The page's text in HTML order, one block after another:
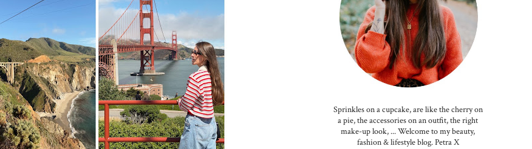
Sprinkles on a cupcake, are like the cherry on
a pie, the accessories on an outfit, the right
make-up look, ... Welcome to my beauty,
fashion & lifestyle blog. Petra X